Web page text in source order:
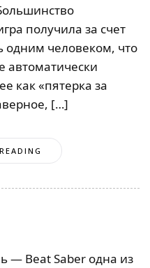
получила за счет
одним человеком, что
автоматически
как «пятерка за
[…]
— Beat Saber одна из